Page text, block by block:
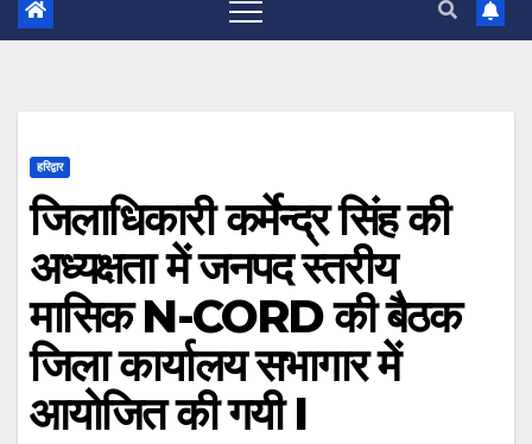
हरिद्वार
जिलाधिकारी कर्मेन्द्र सिंह की
अध्यक्षता में जनपद स्तरीय
मासिक N-CORD की बैठक
जिला कार्यालय सभागार में
आयोजित की गयी I